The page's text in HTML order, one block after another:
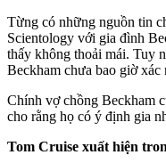
Từng có những nguồn tin
Scientology với gia đình
thấy không thoải mái. Tuy
Beckham chưa bao giờ
Chính vợ chồng Beckham
cho rằng họ có ý định gia
Tom Cruise xuất hiện